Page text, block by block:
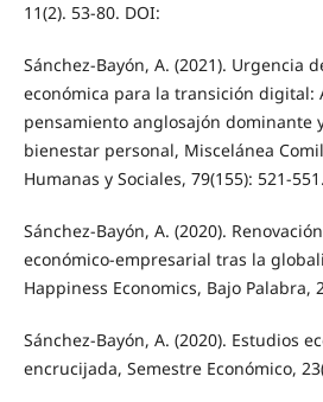
11(2). 53-80. DOI:
Sánchez-Bayón, A. (2021). Urgencia
económica para la transición digital:
pensamiento anglosajón dominante
bienestar personal, Miscelánea
Humanas y Sociales, 79(155): 521-551.
Sánchez-Bayón, A. (2020).
económico-empresarial tras la
Happiness Economics, Bajo Palabra,
Sánchez-Bayón, A. (2020). Estudios
encrucijada, Semestre Económico,